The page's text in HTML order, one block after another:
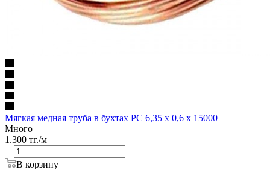
Мягкая медная труба в бухтах РС 6,35 х 0,6 х 15000
Много
1.300 тг./м
В корзину